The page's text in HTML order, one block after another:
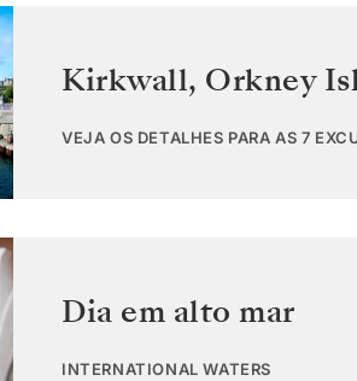
Kirkwall, Orkney
VEJA OS DETALHES PARA AS 7
Dia em alto mar
INTERNATIONAL WATERS